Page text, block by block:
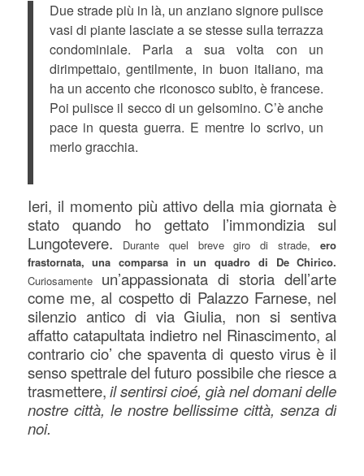
Due strade più in là, un anziano signore pulisce
vasi di piante lasciate a se stesse sulla terrazza
condominiale. Parla a sua volta con un
dirimpettaio, gentilmente, in buon italiano, ma
ha un accento che riconosco subito, è francese.
Poi pulisce il secco di un gelsomino. C’è anche
pace in questa guerra. E mentre lo scrivo, un
merlo gracchia.
Ieri, il momento più attivo della mia giornata è
stato quando ho gettato l’immondizia sul
Lungotevere. Durante quel breve giro di strade,ero
frastornata, una comparsa in un quadro di De Chirico.
Curiosamente un’appassionata di storia dell’arte
come me, al cospetto di Palazzo Farnese, nel
silenzio antico di via Giulia, non si sentiva
affatto catapultata indietro nel Rinascimento, al
contrario cio’ che spaventa di questo virus è il
senso spettrale del futuro possibile che riesce a
trasmettere,il sentirsi cioé, già nel domani delle
nostre città, le nostre bellissime città, senza di
noi.